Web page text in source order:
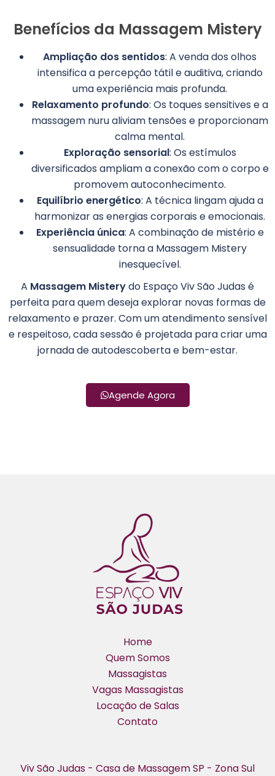
Benefícios da Massagem Mistery
Ampliação dos sentidos: A venda dos olhos
intensifica a percepção tátil e auditiva, criando
uma experiência mais profunda.
Relaxamento profundo: Os toques sensitives e a
massagem nuru aliviam tensões e proporcionam
calma mental.
Exploração sensorial: Os estímulos
diversificados ampliam a conexão com o corpo e
promovem autoconhecimento.
Equilíbrio energético: A técnica lingam ajuda a
harmonizar as energias corporais e emocionais.
Experiência única: A combinação de mistério e
sensualidade torna a Massagem Mistery
inesquecível.
A Massagem Misterydo Espaço Viv São Judas é
perfeita para quem deseja explorar novas formas de
relaxamento e prazer. Com um atendimento sensível
e respeitoso, cada sessão é projetada para criar uma
jornada de autodescoberta e bem-estar.
Agende Agora
Home
Quem Somos
Massagistas
Vagas Massagistas
Locação de Salas
Contato
Viv São Judas - Casa de Massagem SP - Zona Sul